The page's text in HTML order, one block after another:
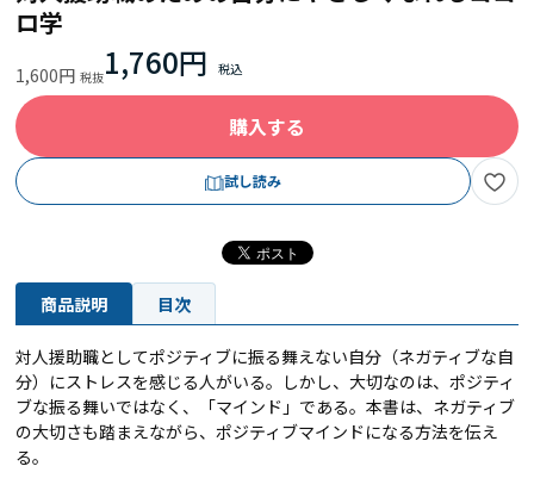
ロ学
1,600円 1,760円
購入する
試し読み
商品説明 目次
対人援助職としてポジティブに振る舞えない自分（ネガティブな自
分）にストレスを感じる人がいる。しかし、大切なのは、ポジティ
ブな振る舞いではなく、「マインド」である。本書は、ネガティブ
の大切さも踏まえながら、ポジティブマインドになる方法を伝え
る。